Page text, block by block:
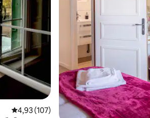
Средна оценка: 4,93 от 5, 107 отзива
4,93 (107)